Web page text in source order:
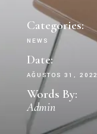
Categories:
NEWS
Date:
AĞUSTOS 31, 2022
Words By:
Admin